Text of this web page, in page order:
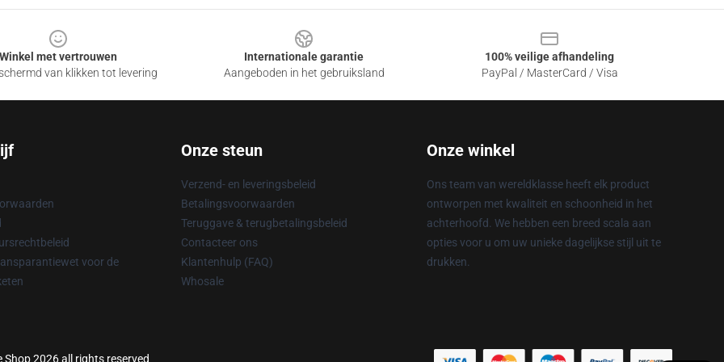
Winkel met vertrouwen
van klikken tot levering
Internationale garantie
Aangeboden in het gebruiksland
100% veilige afhandeling
PayPal / MasterCard / Visa
voor de
Onze steun
Verzend- en leveringsbeleid
Betalingsvoorwaarden
Teruggave & terugbetalingsbeleid
Contacteer ons
Klantenhulp (FAQ)
Whosale
Onze winkel
Ons team van wereldklasse heeft elk product
ontworpen met kwaliteit en schoonheid in het
achterhoofd. We hebben een breed scala aan
opties voor u om uw unieke dagelijkse stijl uit te
drukken.
2026 all rights reserved